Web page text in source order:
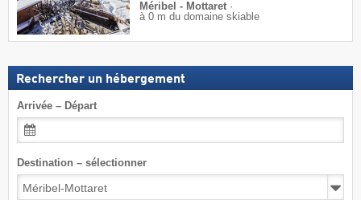
Méribel - Mottaret ·
à 0 m du domaine skiable
Rechercher un hébergement
Arrivée – Départ
Destination – sélectionner